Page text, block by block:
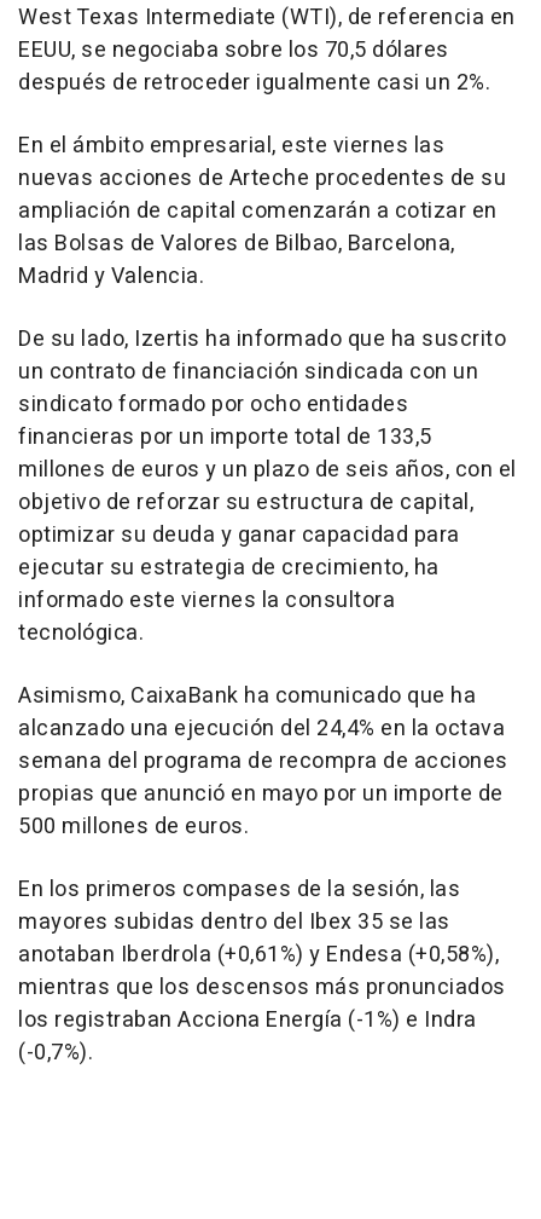
West Texas Intermediate (WTI), de referencia en
EEUU, se negociaba sobre los 70,5 dólares
después de retroceder igualmente casi un 2%.
En el ámbito empresarial, este viernes las
nuevas acciones de Arteche procedentes de su
ampliación de capital comenzarán a cotizar en
las Bolsas de Valores de Bilbao, Barcelona,
Madrid y Valencia.
De su lado, Izertis ha informado que ha suscrito
un contrato de financiación sindicada con un
sindicato formado por ocho entidades
financieras por un importe total de 133,5
millones de euros y un plazo de seis años, con el
objetivo de reforzar su estructura de capital,
optimizar su deuda y ganar capacidad para
ejecutar su estrategia de crecimiento, ha
informado este viernes la consultora
tecnológica.
Asimismo, CaixaBank ha comunicado que ha
alcanzado una ejecución del 24,4% en la octava
semana del programa de recompra de acciones
propias que anunció en mayo por un importe de
500 millones de euros.
En los primeros compases de la sesión, las
mayores subidas dentro del Ibex 35 se las
anotaban Iberdrola (+0,61%) y Endesa (+0,58%),
mientras que los descensos más pronunciados
los registraban Acciona Energía (-1%) e Indra
(-0,7%).